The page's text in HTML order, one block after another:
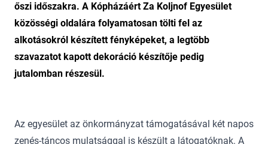
őszi időszakra. A Kópházáért Za Koljnof Egyesület
közösségi oldalára folyamatosan tölti fel az
alkotásokról készített fényképeket, a legtöbb
szavazatot kapott dekoráció készítője pedig
jutalomban részesül.
Az egyesület az önkormányzat támogatásával két napos
zenés-táncos mulatsággal is készült a látogatóknak. A